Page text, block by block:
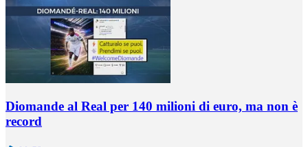
Diomande al Real per 140 milioni di euro, ma non è
record